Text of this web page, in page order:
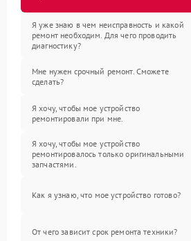
Я уже знаю в чем неисправность и какой
ремонт необходим. Для чего проводить
диагностику?
Мне нужен срочный ремонт. Сможете
сделать?
Я хочу, чтобы мое устройство
ремонтировали при мне.
Я хочу, чтобы мое устройство
ремонтировалось только оригинальными
запчастями.
Как я узнаю, что мое устройство готово?
От чего зависит срок ремонта техники?